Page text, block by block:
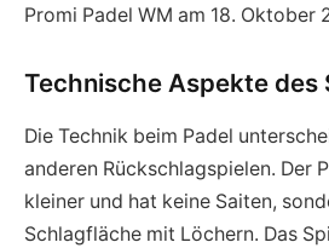
Promi Padel WM am 18. Oktober
Technische Aspekte des
Die Technik beim Padel
anderen Rückschlagspielen. Der
kleiner und hat keine Saiten,
Schlagfläche mit Löchern. Das